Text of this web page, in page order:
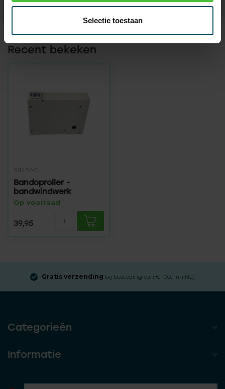
Selectie toestaan
Recent bekeken
SIMBAC
Bandoproller -
bandwindwerk
Op voorraad
39,95
Gratis verzending bij besteding van € 100,- (in NL)
Categorieën
Informatie